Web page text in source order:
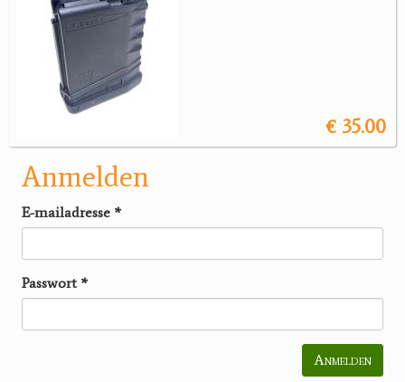
€ 35.00
Anmelden
E-mailadresse *
Passwort *
Anmelden